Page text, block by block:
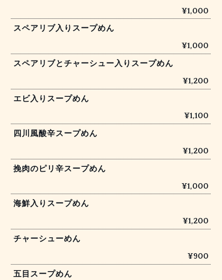
¥1,000
スペアリブ入りスープめん
¥1,000
スペアリブとチャーシュー入りスープめん
¥1,200
エビ入りスープめん
¥1,100
四川風酸辛スープめん
¥1,200
挽肉のピリ辛スープめん
¥1,000
海鮮入りスープめん
¥1,200
チャーシューめん
¥900
五目スープめん